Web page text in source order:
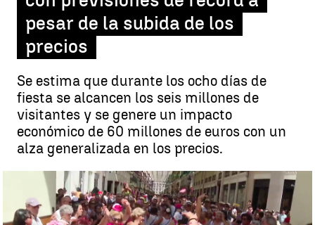
pesar de la subida de los
precios
Se estima que durante los ocho días de
fiesta se alcancen los seis millones de
visitantes y se genere un impacto
económico de 60 millones de euros con un
alza generalizada en los precios.
La Feria de Málaga comienza con previsiones de récord a pesar de
la subida de los precios |Antena 3 Noticias